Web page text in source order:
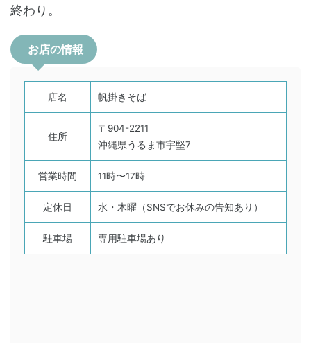
終わり。
お店の情報
店名 帆掛きそば
住所
〒904-2211
沖縄県うるま市宇堅7
営業時間 11時〜17時
定休日 水・木曜（SNSでお休みの告知あり）
駐車場 専用駐車場あり